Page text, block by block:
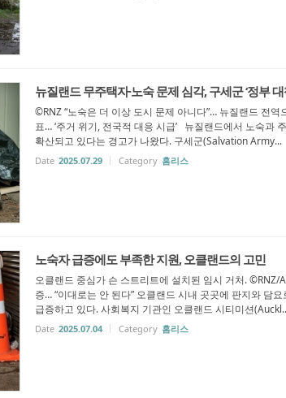
뉴질랜드 무주택자·노숙 문제 심각, 구세군 ‘정부 대
©RNZ “노숙은 더 이상 도시 문제 아니다”… 뉴질랜드 전
표… ‘주거 위기, 전국적 대응 시급’ 뉴질랜드에서 노숙과
확산되고 있다는 경고가 나왔다. 구세군(Salvation Army...
Date 2025.07.29 Category 홈리스
노숙자 급증에도 부족한 지원, 오클랜드의 고민
오클랜드 중심가 슨 스트리트에 설치된 임시 거처.
증… “이대로는 안 된다” 오클랜드 시내 곳곳에 판지와 담
급증하고 있다. 사회복지 기관인 오클랜드 시티미션
Date 2025.07.04 Category 홈리스